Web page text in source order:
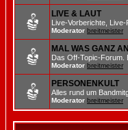
LIVE & LAUT
Live-Vorberichte, Live-
Moderator breitmeister
MAL WAS GANZ
Das Off-Topic-Forum.
Moderator breitmeister
PERSONENKULT
Alles rund um
Moderator breitmeister